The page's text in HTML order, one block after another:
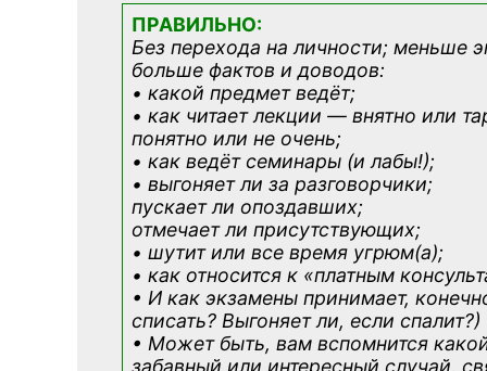
ПРАВИЛЬНО:
Без перехода на личности; меньше
больше фактов и доводов:
• какой предмет ведёт;
• как читает лекции — внятно или
понятно или не очень;
• как ведёт семинары (и лабы!);
• выгоняет ли за разговорчики;
пускает ли опоздавших;
отмечает ли присутствующих;
• шутит или все время угрюм(а);
• как относится к «платным
• И как экзамены принимает,
списать? Выгоняет ли, если спалит?)
• Может быть, вам вспомнится
забавный или интересный случай,